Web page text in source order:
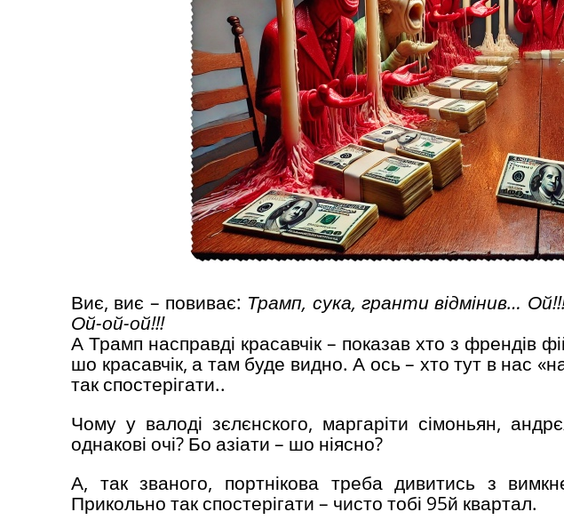
Виє, виє – повиває: Трамп, сука, гранти відмінив…
Ой-ой-ой!!!
А Трамп насправді красавчік – показав хто з френдів
шо красавчік, а там буде видно. А ось – хто тут в нас
так спостерігати..
Чому у валоді зєлєнского, маргаріти сімоньян,
однакові очі? Бо азіати – шо ніясно?
А, так званого, портнікова треба дивитись з
Прикольно так спостерігати – чисто тобі 95й квартал.